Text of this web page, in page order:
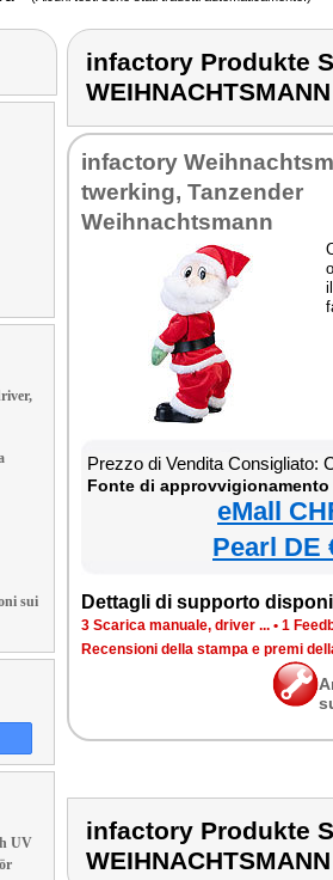
sui
UV
infactory Produkte
WEIHNACHTSMANN
infactory
twerking, Tanzender
Weihnachtsmann
Prezzo di Vendita Consigliato:
Fonte di
eMall
Pearl DE
Dettagli di supporto
3 Scarica manuale, driver ... • 1
Recensioni della stampa e premi
infactory Produkte
WEIHNACHTSMANN